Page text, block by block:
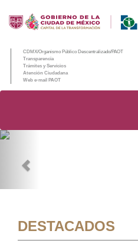
CDMX/Organismo Público Descentralizado/PAOT
Transparencia
Trámites y Servicios
Atención Ciudadana
Web e-mail PAOT
DESTACADOS